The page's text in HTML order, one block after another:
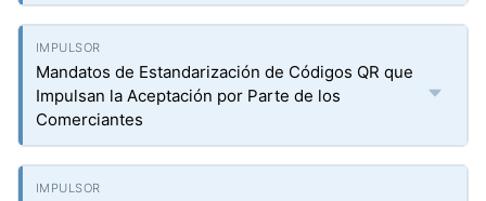
Mandatos de Estandarización de Códigos QR que
Impulsan la Aceptación por Parte de los
Comerciantes